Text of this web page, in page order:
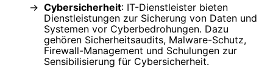
Cybersicherheit: IT-Dienstleister bieten
Dienstleistungen zur Sicherung von Daten und
Systemen vor Cyberbedrohungen. Dazu
gehören Sicherheitsaudits, Malware-Schutz,
Firewall-Management und Schulungen zur
Sensibilisierung für Cybersicherheit.